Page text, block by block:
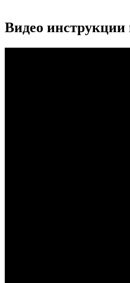
Видео инструкции